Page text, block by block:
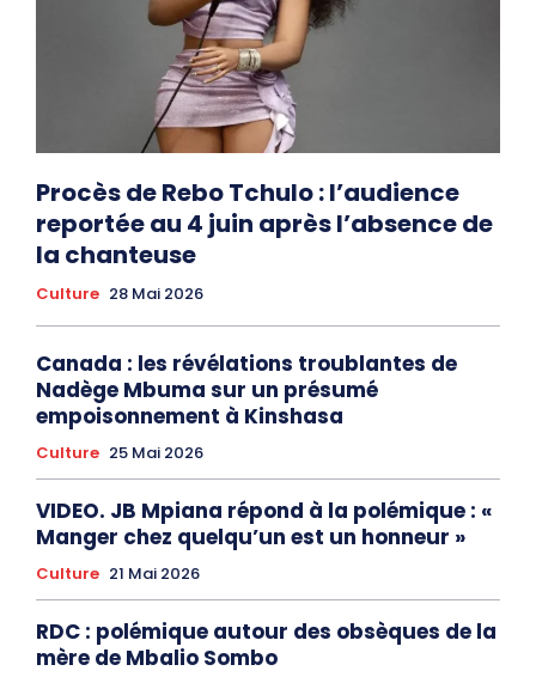
Procès de Rebo Tchulo : l’audience
reportée au 4 juin après l’absence de
la chanteuse
Culture 28 Mai 2026
Canada : les révélations troublantes de
Nadège Mbuma sur un présumé
empoisonnement à Kinshasa
Culture 25 Mai 2026
VIDEO. JB Mpiana répond à la polémique : «
Manger chez quelqu’un est un honneur »
Culture 21 Mai 2026
RDC : polémique autour des obsèques de la
mère de Mbalio Sombo